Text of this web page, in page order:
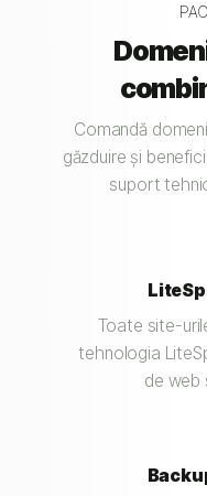
Comandă
găzduire și
suport
Toate site-
tehnologia
de web